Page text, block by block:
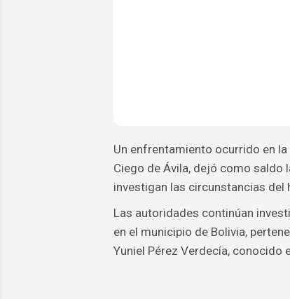
Un enfrentamiento ocurrido en
Ciego de Ávila, dejó como saldo
investigan las circunstancias del
Las autoridades continúan
en el municipio de Bolivia,
Yuniel Pérez Verdecía, conocido